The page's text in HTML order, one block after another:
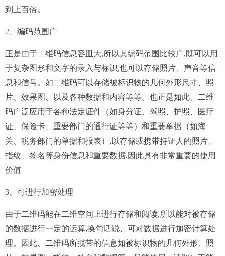
到上百倍。
2、编码范围广
正是由于二维码信息容皿大,所以其编码范围比较广,既可以用
于复杂图形和文字的录入与标识,也可以存储照片、声音等信
息和信号。如二维码可以存储被标识物的几何外形尺寸、照
片、效果图、以及各种数据和内容等等。也正是如此、二维
码广泛应用于各种法定证件（如身分证、驾照、护照、医疗
证、保险卡、重要部门的通行证等等）和重要单据（如海
关、税务部门的单据和报表）,以存储或携带持证人的照片、
指纹、签名等身份信息和重要数据,因此具有非常重要的使用
价值
3、可进行加密处理
由于二维码能在二维空间上进行存储和阅读,所以能对被存储
的数据进行一定的运算,换句话说、可对数据进行加密计算处
理。因此、二维码所揽带的信息如被标识物的几何外形、照